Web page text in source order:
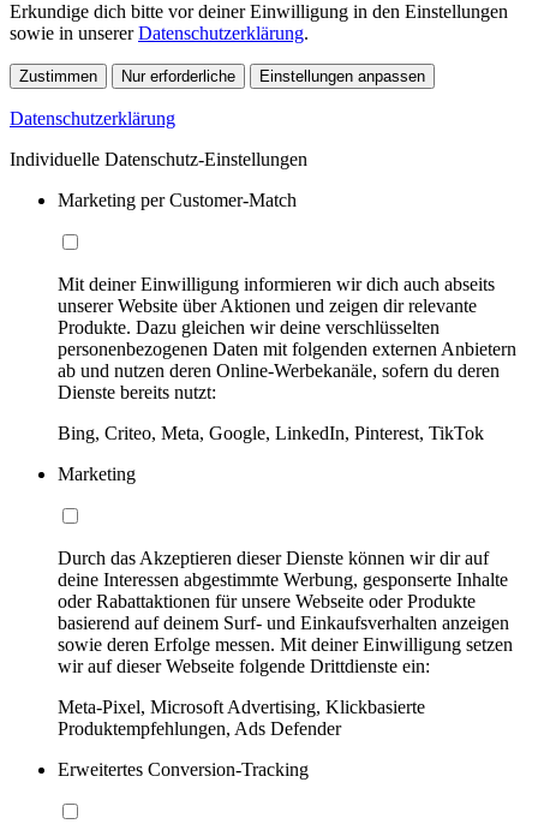
Erkundige dich bitte vor deiner Einwilligung in den Einstellungen
sowie in unsererDatenschutzerklärung.
Zustimmen Nur erforderliche Einstellungen anpassen
Datenschutzerklärung
Individuelle Datenschutz-Einstellungen
Marketing per Customer-Match
Mit deiner Einwilligung informieren wir dich auch abseits
unserer Website über Aktionen und zeigen dir relevante
Produkte. Dazu gleichen wir deine verschlüsselten
personenbezogenen Daten mit folgenden externen Anbietern
ab und nutzen deren Online-Werbekanäle, sofern du deren
Dienste bereits nutzt:
Bing, Criteo, Meta, Google, LinkedIn, Pinterest, TikTok
Marketing
Durch das Akzeptieren dieser Dienste können wir dir auf
deine Interessen abgestimmte Werbung, gesponserte Inhalte
oder Rabattaktionen für unsere Webseite oder Produkte
basierend auf deinem Surf- und Einkaufsverhalten anzeigen
sowie deren Erfolge messen. Mit deiner Einwilligung setzen
wir auf dieser Webseite folgende Drittdienste ein:
Meta-Pixel, Microsoft Advertising, Klickbasierte
Produktempfehlungen, Ads Defender
Erweitertes Conversion-Tracking